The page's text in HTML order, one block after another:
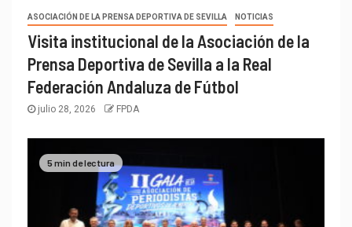
ASOCIACIÓN DE LA PRENSA DEPORTIVA DE SEVILLA NOTICIAS
Visita institucional de la Asociación de la
Prensa Deportiva de Sevilla a la Real
Federación Andaluza de Fútbol
julio 28, 2026 FPDA
5 min de lectura